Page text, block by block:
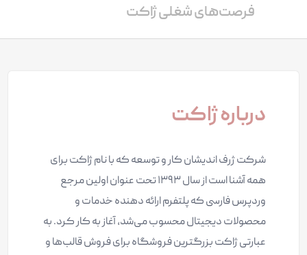
فرصت‌های شغلی ژاکت
درباره ژاکت
شرکت ژرف اندیشان کار و توسعه که با نام ژاکت برای
همه آشنا است از سال ۱۳۹۳ تحت عنوان اولین مرجع
وردپرس فارسی که پلتفرم ارائه دهنده خدمات و
محصولات دیجیتال محسوب می‌شد، آغاز به کار کرد. به
عبارتی ژاکت بزرگترین فروشگاه برای فروش قالب‌ها و